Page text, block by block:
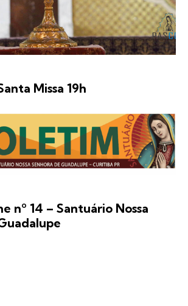
Missa 19h
nº 14 – Santuário Nossa